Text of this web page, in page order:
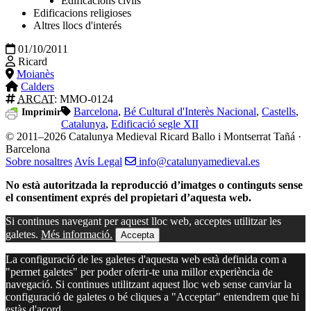
Edificacions religioses
Altres llocs d'interés
01/10/2011
Ricard
Moianès
Calders
ARCAT: MMO-0124
Imprimir Barcelona, Bé Cultural d'Interès Nacional, Castells,
Catalunya, Edificació segle XII
© 2011–2026 Catalunya Medieval Ricard Ballo i Montserrat Tañá ·
Barcelona
Sobre nosaltres Avís Legal
info@catalunyamedieval.es
No està autoritzada la reproducció d’imatges o continguts sense
el consentiment exprés del propietari d’aquesta web.
Si continues navegant per aquest lloc web, acceptes utilitzar les
galetes. Més informació. Accepta
La configuració de les galetes d'aquesta web està definida com a
"permet galetes" per poder oferir-te una millor experiència de
navegació. Si continues utilitzant aquest lloc web sense canviar la
configuració de galetes o bé cliques a "Acceptar" entendrem que hi